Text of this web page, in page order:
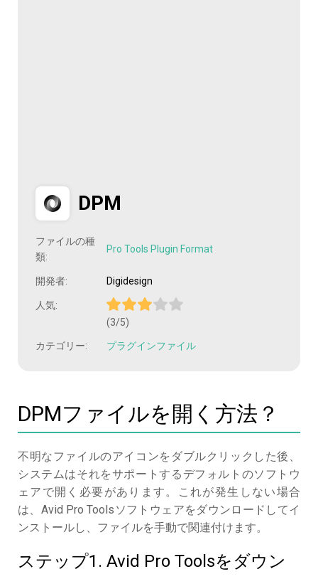
DPM
ファイルの種
類:
Pro Tools Plugin Format
開発者: Digidesign
人気:
(3/5)
カテゴリー: プラグインファイル
DPMファイルを開く方法？
不明なファイルのアイコンをダブルクリックした後、
システムはそれをサポートするデフォルトのソフトウ
ェアで開く必要があります。これが発生しない場合
は、Avid Pro Toolsソフトウェアをダウンロードしてイ
ンストールし、ファイルを手動で関連付けます。
ステップ1. Avid Pro Toolsをダウン